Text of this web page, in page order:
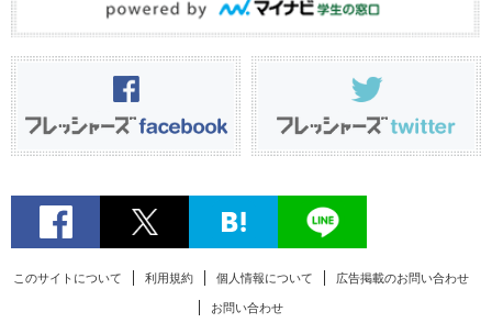
このサイトについて 利用規約 個人情報について 広告掲載のお問い合わせ
お問い合わせ